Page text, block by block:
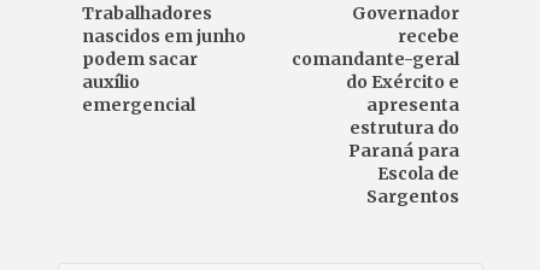
Trabalhadores
nascidos em junho
podem sacar
auxílio
emergencial
Governador
recebe
comandante-geral
do Exército e
apresenta
estrutura do
Paraná para
Escola de
Sargentos